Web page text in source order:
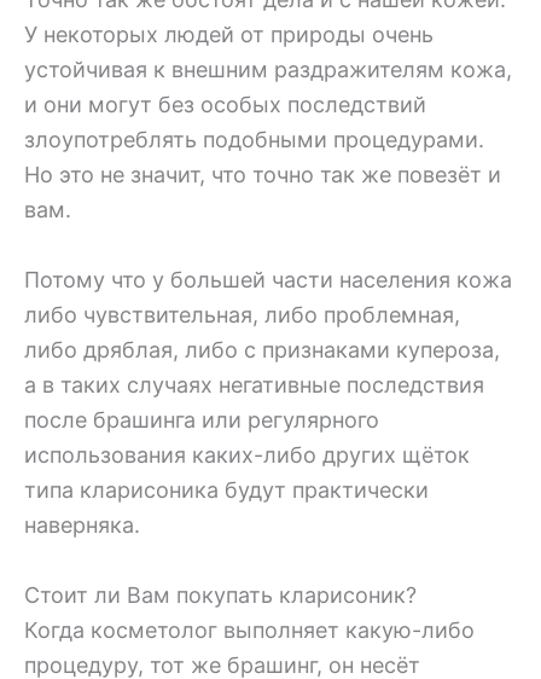
У некоторых людей от природы очень
устойчивая к внешним раздражителям кожа,
и они могут без особых последствий
злоупотреблять подобными процедурами.
Но это не значит, что точно так же повезёт и
вам.
Потому что у большей части населения кожа
либо чувствительная, либо проблемная,
либо дряблая, либо с признаками купероза,
а в таких случаях негативные последствия
после брашинга или регулярного
использования каких-либо других щёток
типа кларисоника будут практически
наверняка.
Стоит ли Вам покупать кларисоник?
Когда косметолог выполняет какую-либо
процедуру, тот же брашинг, он несёт